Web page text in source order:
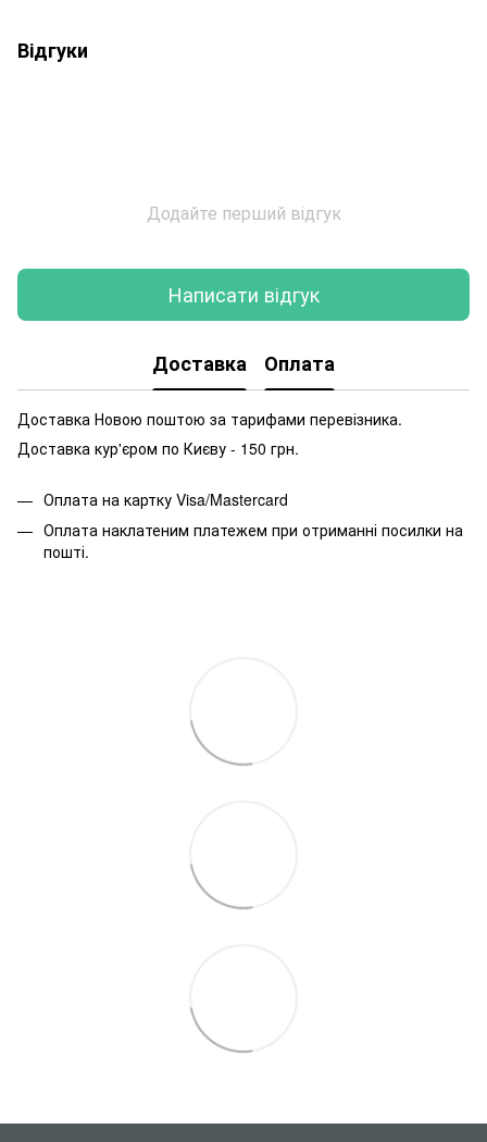
Відгуки
Додайте перший відгук
Написати відгук
Доставка Оплата
Доставка Новою поштою за тарифами перевізника.
Доставка кур'єром по Києву - 150 грн.
Оплата на картку Visa/Mastercard
Оплата наклатеним платежем при отриманні посилки на
пошті.